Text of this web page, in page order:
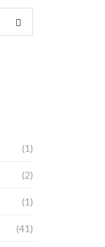
(1)
(2)
(1)
(41)